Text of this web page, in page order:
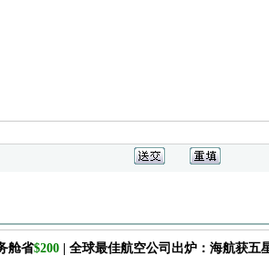
舱省$200 | 全球最佳航空公司出炉：海航获五